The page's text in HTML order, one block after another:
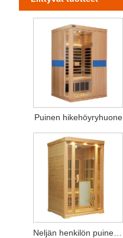
Puinen hikehöyryhuone
Neljän henkilön puinen hiki höyrystyshuone